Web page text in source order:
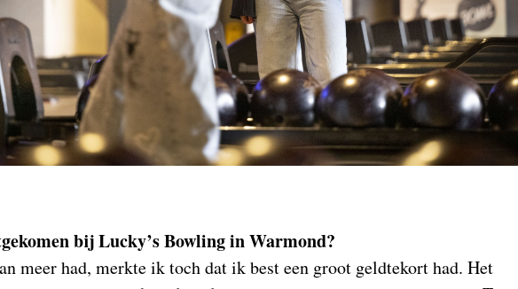
bij Lucky’s Bowling in Warmond?
meer had, merkte ik toch dat ik best een groot geldtekort had. Het